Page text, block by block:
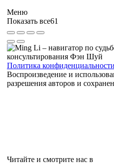
Меню
Показать все61
консультирования Фэн Шуй
Политика конфиденциальности
Воспроизведение и
разрешения авторов и
Читайте и смотрите нас в